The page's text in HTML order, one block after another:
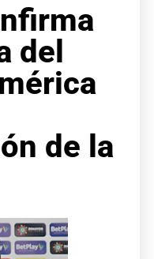
del
de la